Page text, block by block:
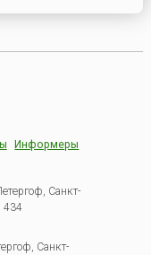
Информеры
Санкт-
434
Санкт-